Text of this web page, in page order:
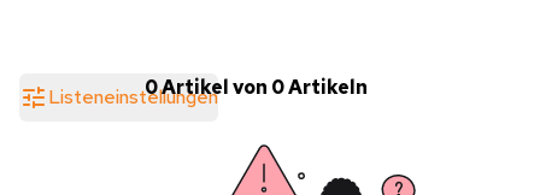
Listeneinstellungen0 Artikel von 0 Artikeln